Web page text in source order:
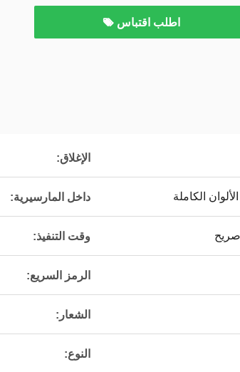
اطلب اقتباس
الإغلاق:
الكاملة داخل المارسيرية:
صريح وقت التنفيذ:
الرمز السريع:
الشعار:
النوع: